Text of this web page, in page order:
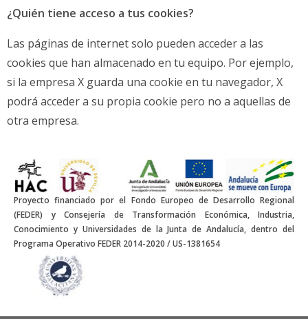
¿Quién tiene acceso a tus cookies?
Las páginas de internet solo pueden acceder a las
cookies que han almacenado en tu equipo. Por ejemplo,
si la empresa X guarda una cookie en tu navegador, X
podrá acceder a su propia cookie pero no a aquellas de
otra empresa.
Proyecto financiado por el Fondo Europeo de Desarrollo Regional
(FEDER) y Consejería de Transformación Económica, Industria,
Conocimiento y Universidades de la Junta de Andalucía, dentro del
Programa Operativo FEDER 2014-2020 / US-1381654